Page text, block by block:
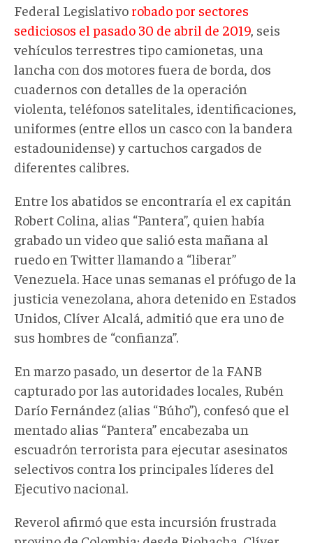
Federal Legislativo robado por sectores
sediciosos el pasado 30 de abril de 2019 , seis
vehículos terrestres tipo camionetas, una
lancha con dos motores fuera de borda, dos
cuadernos con detalles de la operación
violenta, teléfonos satelitales, identificaciones,
uniformes (entre ellos un casco con la bandera
estadounidense) y cartuchos cargados de
diferentes calibres.
Entre los abatidos se encontraría el ex capitán
Robert Colina, alias “Pantera”, quien había
grabado un video que salió esta mañana al
ruedo en Twitter llamando a “liberar”
Venezuela. Hace unas semanas el prófugo de la
justicia venezolana, ahora detenido en Estados
Unidos, Clíver Alcalá, admitió que era uno de
sus hombres de “confianza”.
En marzo pasado, un desertor de la FANB
capturado por las autoridades locales, Rubén
Darío Fernández (alias “Búho”), confesó que el
mentado alias “Pantera” encabezaba un
escuadrón terrorista para ejecutar asesinatos
selectivos contra los principales líderes del
Ejecutivo nacional.
Reverol afirmó que esta incursión frustrada